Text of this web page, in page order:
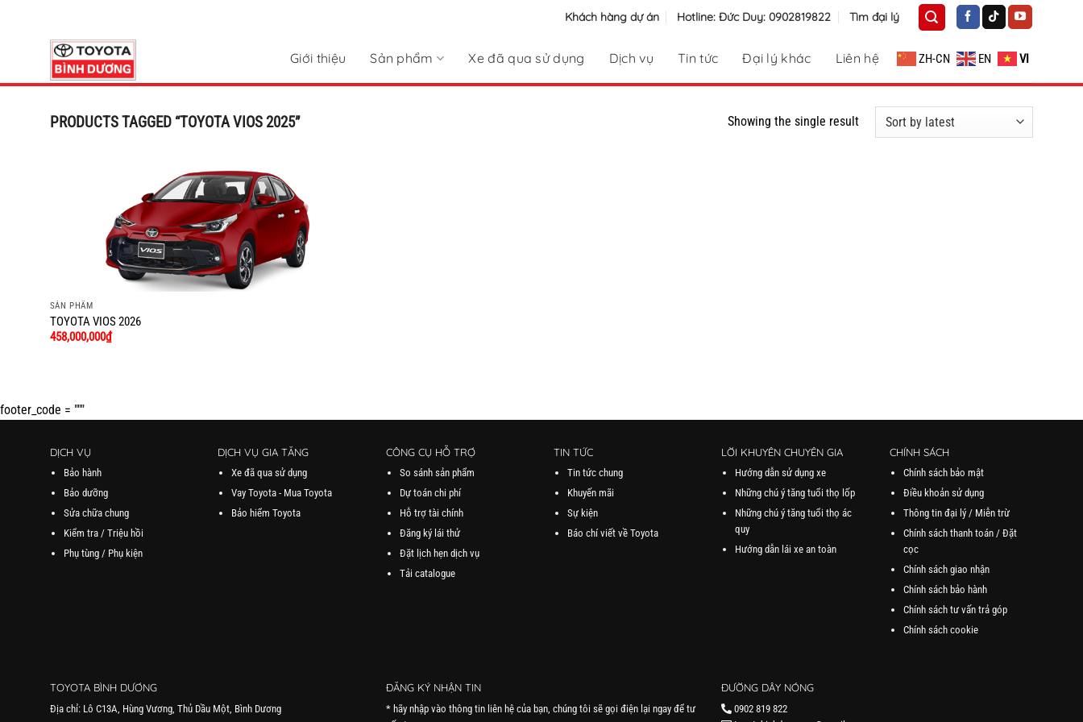
Khách hàng dự án Hotline: Đức Duy: 0902819822 Tìm đại lý
Giới thiệu Sản phẩm Xe đã qua sử dụng Dịch vụ Tin tức Đại lý khác Liên hệ ZH-CN EN VI
PRODUCTS TAGGED “TOYOTA VIOS 2025” Showing the single result
SẢN PHẨM
TOYOTA VIOS 2026
458,000,000₫
footer_code = """
DỊCH VỤ
Bảo hành
Bảo dưỡng
Sửa chữa chung
Kiểm tra / Triệu hồi
Phụ tùng / Phụ kiện
DỊCH VỤ GIA TĂNG
Xe đã qua sử dụng
Vay Toyota - Mua Toyota
Bảo hiểm Toyota
CÔNG CỤ HỖ TRỢ
So sánh sản phẩm
Dự toán chi phí
Hỗ trợ tài chính
Đăng ký lái thử
Đặt lịch hẹn dịch vụ
Tải catalogue
TIN TỨC
Tin tức chung
Khuyến mãi
Sự kiện
Báo chí viết về Toyota
LỜI KHUYÊN CHUYÊN GIA
Hướng dẫn sử dụng xe
Những chú ý tăng tuổi thọ lốp
Những chú ý tăng tuổi thọ ác
quy
Hướng dẫn lái xe an toàn
CHÍNH SÁCH
Chính sách bảo mật
Điều khoản sử dụng
Thông tin đại lý / Miễn trừ
Chính sách thanh toán / Đặt
cọc
Chính sách giao nhận
Chính sách bảo hành
Chính sách tư vấn trả góp
Chính sách cookie
TOYOTA BÌNH DƯƠNG
Địa chỉ: Lô C13A, Hùng Vương, Thủ Dầu Một, Bình Dương
ĐĂNG KÝ NHẬN TIN
* hãy nhập vào thông tin liên hệ của bạn, chúng tôi sẽ gọi điện lại ngay để tư
ĐƯỜNG DÂY NÓNG
0902 819 822